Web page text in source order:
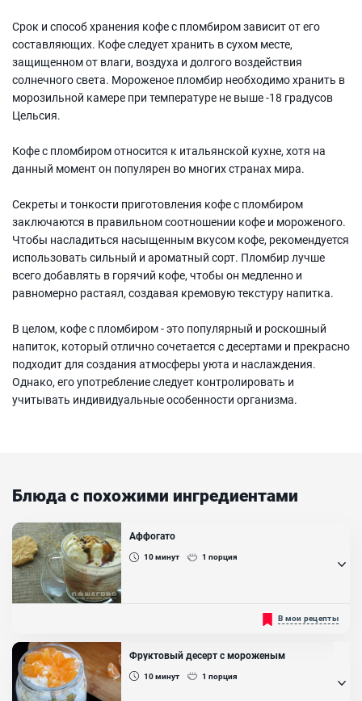
Срок и способ хранения кофе с пломбиром зависит от его
составляющих. Кофе следует хранить в сухом месте,
защищенном от влаги, воздуха и долгого воздействия
солнечного света. Мороженое пломбир необходимо хранить в
морозильной камере при температуре не выше -18 градусов
Цельсия.
Кофе с пломбиром относится к итальянской кухне, хотя на
данный момент он популярен во многих странах мира.
Секреты и тонкости приготовления кофе с пломбиром
заключаются в правильном соотношении кофе и мороженого.
Чтобы насладиться насыщенным вкусом кофе, рекомендуется
использовать сильный и ароматный сорт. Пломбир лучше
всего добавлять в горячий кофе, чтобы он медленно и
равномерно растаял, создавая кремовую текстуру напитка.
В целом, кофе с пломбиром - это популярный и роскошный
напиток, который отлично сочетается с десертами и прекрасно
подходит для создания атмосферы уюта и наслаждения.
Однако, его употребление следует контролировать и
учитывать индивидуальные особенности организма.
Блюда с похожими ингредиентами
Аффогато
10минут 1 порция
Нет вестей о том, кто и в какой промежуток времени придумал
данный десерт. Есть только одна информация — происхождение
напитка итальянское. Обычно, к середине дня у многих людей
падает уровень сахара в крови и поэтому очень сильно клонит в
сон. Многие итальянцы взбадривают себя и свой организм с
помощью этого замечательного десерта. Аффогато состоит...
Ингредиенты:
В мои рецепты
Фруктовый десерт с мороженым
10минут 1 порция